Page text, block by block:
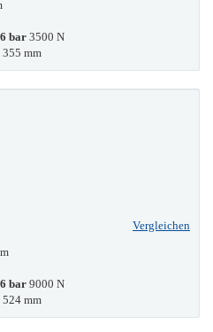
bar 3500 N
355 mm
Vergleichen
bar 9000 N
524 mm